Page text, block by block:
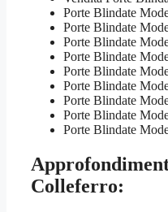
Porte Blindate
Porte Blindate
Porte Blindate
Porte Blindate
Porte Blindate
Porte Blindate
Porte Blindate
Porte Blindate
Porte Blindate
Colleferro: